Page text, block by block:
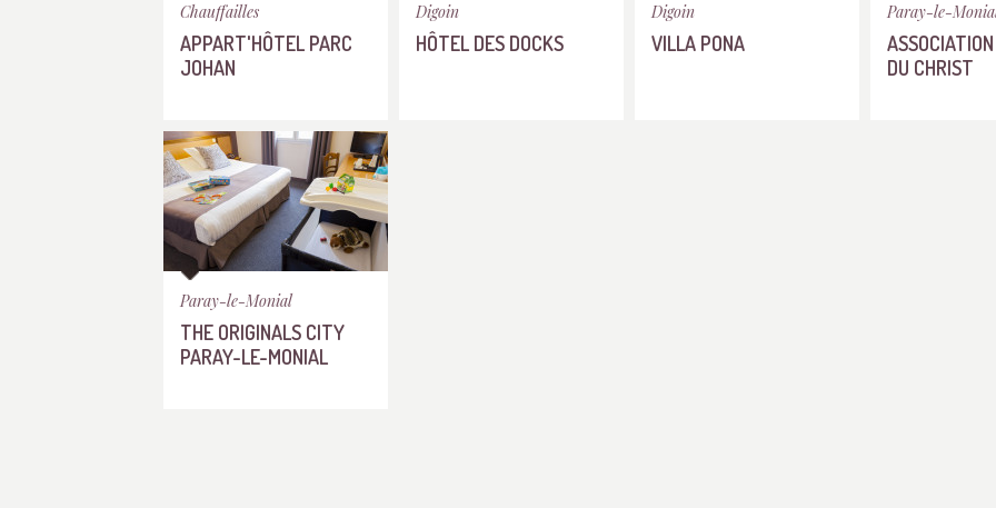
Chauffailles
APPART'HÔTEL PARC
JOHAN
Digoin
HÔTEL DES DOCKS
Digoin
VILLA PONA
Paray-le-
DU CHRIST
Paray-le-Monial
THE ORIGINALS CITY
PARAY-LE-MONIAL